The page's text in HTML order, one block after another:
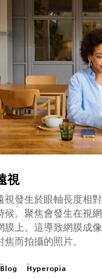
視
視發生於眼軸長度相
候。聚焦會發生在視
膜上。這導致網膜成
焦而拍攝的照片。
Blog Hyperopia